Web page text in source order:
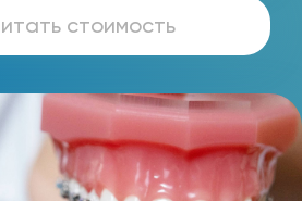
стоимость